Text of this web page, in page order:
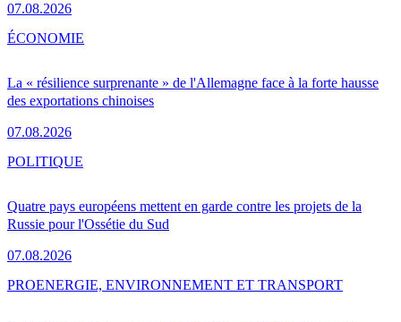
07.08.2026
La « résilience surprenante » de l'Allemagne face à la forte hausse
des exportations chinoises
07.08.2026
ÉCONOMIE
Quatre pays européens mettent en garde contre les projets de la
Russie pour l'Ossétie du Sud
07.08.2026
POLITIQUE
PROENERGIE, ENVIRONNEMENT ET TRANSPORT